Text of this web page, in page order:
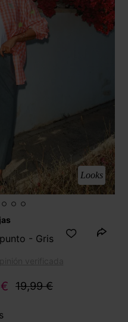
Looks
- Gris
19,99 €